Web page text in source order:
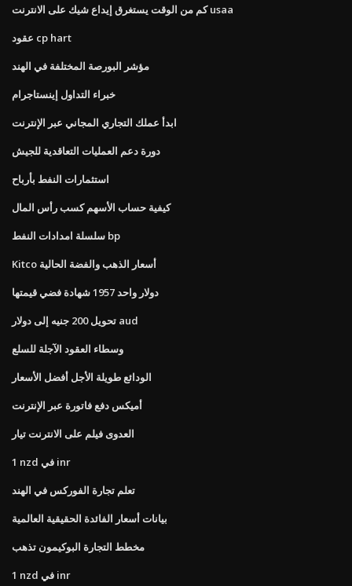
كم من الوقت يستغرق إيداع شيك على الانترنت usaa
عقود cp hart
مؤشر البورصة المختلفة في الهند
خبراء التداول إينستاجرام
ابدأ عملك التجاري المجاني عبر الإنترنت
دورة دعم العمليات التعاقدية للجيش
استثمارات النفط بأرباح
كيفية حساب الأسهم كسب رأس المال
سلسلة امدادات النفط bp
Kitco أسعار الذهب والفضة الحالية
دولار واحد 1957 شهادة فضي قيمتها
تحويل 200 جنيه إلى دولار aud
وسطاء العقود الآجلة للسلع
الودائع طويلة الأجل أفضل الأسعار
أميكس دفع فاتورة عبر الإنترنت
العدوى فيلم على الانترنت تيار
1 nzd في inr
تعلم تجارة الفوركس في الهند
بيانات أسعار الفائدة الحقيقية العالمية
مخطط التجارة البوكيمون تذهب
1 nzd في inr